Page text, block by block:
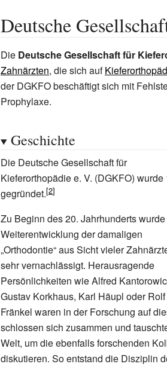
Deutsche
Die Deutsche Gesellschaft für
Zahnärzten, die sich auf
der DGKFO beschäftigt sich mit
Prophylaxe.
Geschichte
Die Deutsche Gesellschaft für
Kieferorthopädie e. V. (DGKFO) wurde
gegründet.
Zu Beginn des 20. Jahrhunderts
Weiterentwicklung der damaligen
„Orthodontie“ aus Sicht vieler
sehr vernachlässigt. Herausragende
Persönlichkeiten wie Alfred
Gustav Korkhaus, Karl Häupl oder Rolf
Fränkel waren in der Forschung auf
schlossen sich zusammen und
Welt, um die ebenfalls forschenden
diskutieren. So entstand die Disziplin